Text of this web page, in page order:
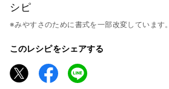
シピ
※みやすさのために書式を一部改変しています。
このレシピをシェアする